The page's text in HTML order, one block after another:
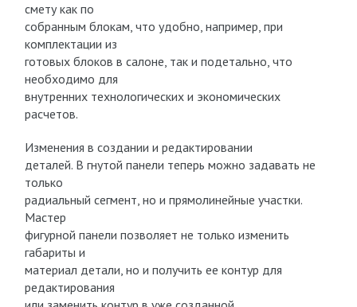
смету как по
собранным блокам, что удобно, например, при
комплектации из
готовых блоков в салоне, так и подетально, что
необходимо для
внутренних технологических и экономических
расчетов.
Изменения в создании и редактировании
деталей. В гнутой панели теперь можно задавать не
только
радиальный сегмент, но и прямолинейные участки.
Мастер
фигурной панели позволяет не только изменить
габариты и
материал детали, но и получить ее контур для
редактирования